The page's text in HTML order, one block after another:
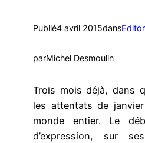
Publié4 avril 2015dans
parMichel Desmoulin
Trois mois déjà, dans
les attentats de
monde entier. Le
d’expression, sur